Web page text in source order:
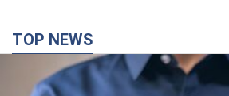
Мікрокредити без міфів: три